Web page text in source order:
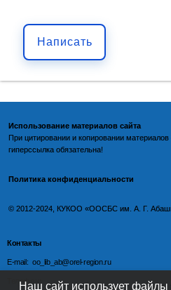
Написать
Использование материалов сайта
При цитировании и копировании материалов
гиперссылка обязательна!
Политика конфиденциальности
©️ 2012-2024, КУКОО «ООСБС им. А. Г.
Контакты
E-mail: oo_lib_ab@orel-region.ru
Телефон:
Наш сайт использует файлы